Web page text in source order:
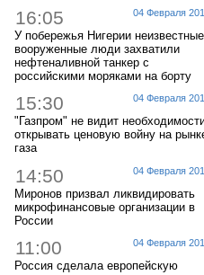
04 Февраля
16:05
У побережья Нигерии неизвестные
вооруженные люди захватили
нефтеналивной танкер с
российскими моряками на борту
04 Февраля
15:30
"Газпром" не видит
открывать ценовую войну на
газа
04 Февраля
14:50
Миронов призвал ликвидировать
микрофинансовые организации в
России
04 Февраля
11:00
Россия сделала европейскую